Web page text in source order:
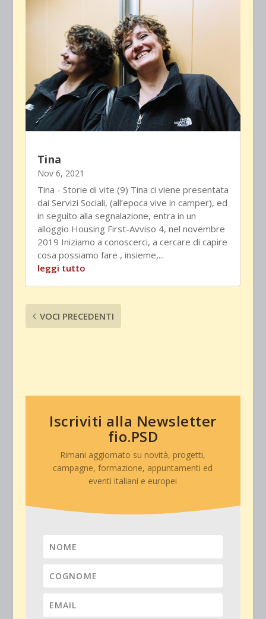
Tina
Nov 6, 2021
Tina - Storie di vite (9) Tina ci viene presentata
dai Servizi Sociali, (all’epoca vive in camper), ed
in seguito alla segnalazione, entra in un
alloggio Housing First-Avviso 4, nel novembre
2019 Iniziamo a conoscerci, a cercare di capire
cosa possiamo fare , insieme,...
leggi tutto
VOCI PRECEDENTI
Iscriviti alla Newsletter
fio.PSD
Rimani aggiornato su novità, progetti,
campagne, formazione, appuntamenti ed
eventi italiani e europei